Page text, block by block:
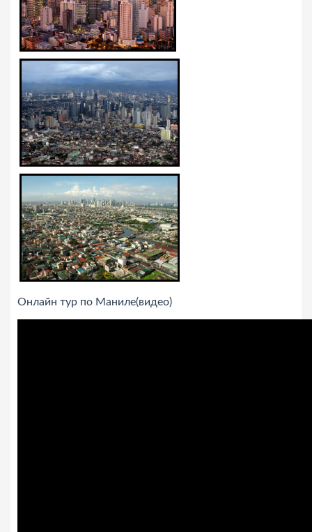
Онлайн тур по Маниле(видео)